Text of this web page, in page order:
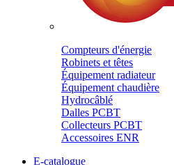
Compteurs d'énergie
Robinets et têtes
Équipement radiateur
Équipement chaudière
Hydrocâblé
Dalles PCBT
Collecteurs PCBT
Accessoires ENR
E-catalogue